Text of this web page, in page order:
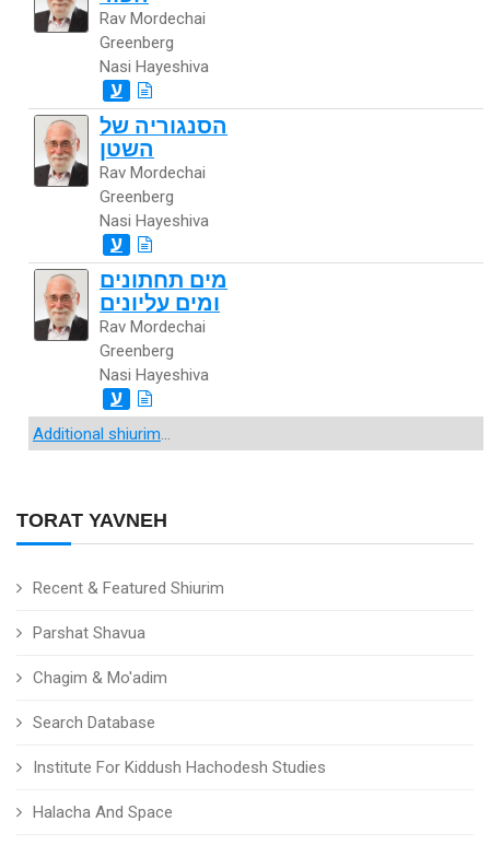
TORAT YAVNEH
Recent & Featured Shiurim
Parshat Shavua
Chagim & Mo'adim
Search Database
Institute For Kiddush Hachodesh Studies
Halacha And Space
Rav Mordechai
Greenberg
Nasi Hayeshiva
ע
הסנגוריה של
השטן
Rav Mordechai
Greenberg
Nasi Hayeshiva
ע
מים תחתונים
ומים עליונים
Rav Mordechai
Greenberg
Nasi Hayeshiva
ע
Additional shiurim...